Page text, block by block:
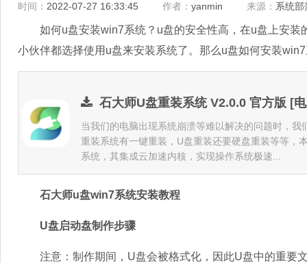
时间： 2022-07-27 16:33:45 作者： yanmin 来源： 系统部
如何u盘安装win7系统？u盘的安全性高，在u盘上安装
小伙伴都选择使用u盘来安装系统了。那么u盘如何安装
石大师U盘重装系统 V2.0.0 官方版 [
当我们的电脑出现系统崩溃等难以解决的问题时，我
重装系统有一键重装，U盘重装还要硬盘重装等等，
系统，其集成云加速内核，实现操作系统极速...
石大师u盘win7系统安装教程
U盘启动盘制作步骤
注意：制作期间，U盘会被格式化，因此U盘中的重要